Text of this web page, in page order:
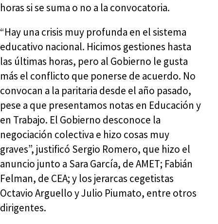
horas si se suma o no a la convocatoria.
“Hay una crisis muy profunda en el sistema
educativo nacional. Hicimos gestiones hasta
las últimas horas, pero al Gobierno le gusta
más el conflicto que ponerse de acuerdo. No
convocan a la paritaria desde el año pasado,
pese a que presentamos notas en Educación y
en Trabajo. El Gobierno desconoce la
negociación colectiva e hizo cosas muy
graves”, justificó Sergio Romero, que hizo el
anuncio junto a Sara García, de AMET; Fabián
Felman, de CEA; y los jerarcas cegetistas
Octavio Arguello y Julio Piumato, entre otros
dirigentes.